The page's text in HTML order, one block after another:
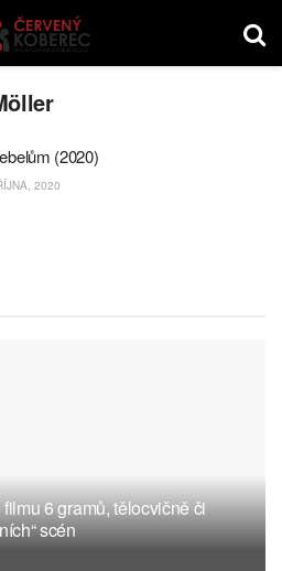
(2020)
2020
6 gramů, tělocvičně či
scén